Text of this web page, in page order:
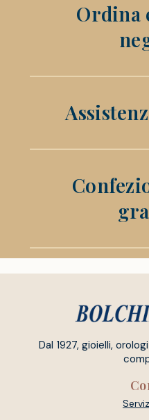
Dal 1927, gioielli,